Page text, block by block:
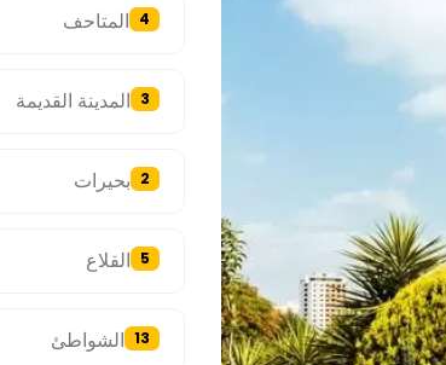
المتاحف 4
المدينة القديمة 3
بحيرات 2
القلاع 5
الشواطئ 13